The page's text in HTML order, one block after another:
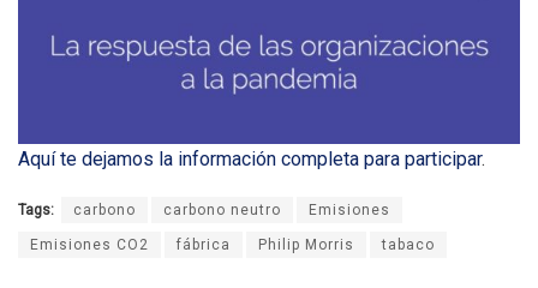
Aquí te dejamos la información completa para participar.
Tags: carbono carbono neutro Emisiones
Emisiones CO2 fábrica Philip Morris tabaco